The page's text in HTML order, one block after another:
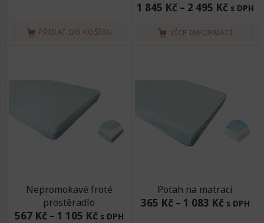
PŘIDAT DO KOŠÍKU
1 845 Kč– 2 495 Kč s DPH
VÍCE INFORMACÍ
Nepromokavé froté
prostěradlo
567 Kč– 1 105 Kč s DPH
Potah na matraci
365 Kč– 1 083 Kč s DPH